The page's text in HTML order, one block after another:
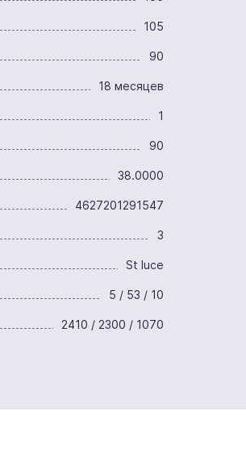
105
90
18 месяцев
1
90
38.0000
4627201291547
3
St luce
5 / 53 / 10
2410 / 2300 / 1070